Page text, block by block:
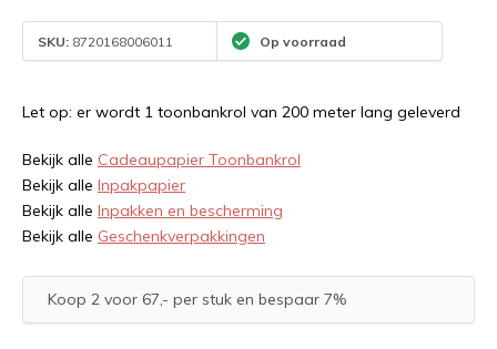
SKU: 8720168006011 Op voorraad
Let op: er wordt 1 toonbankrol van 200 meter lang geleverd
Bekijk alle Cadeaupapier Toonbankrol
Bekijk alle Inpakpapier
Bekijk alle Inpakken en bescherming
Bekijk alle Geschenkverpakkingen
Koop 2 voor 67,- per stuk en bespaar 7%